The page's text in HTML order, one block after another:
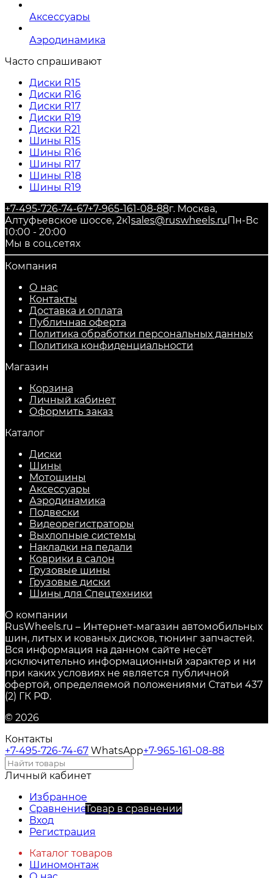
Аксессуары
Аэродинамика
Часто спрашивают
Диски R15
Диски R16
Диски R17
Диски R19
Диски R21
Шины R15
Шины R16
Шины R17
Шины R18
Шины R19
+7-495-726-74-67+7-965-161-08-88г. Москва,
Алтуфьевское шоссе, 2к1sales@ruswheels.ruПн-Вс
10:00 - 20:00
Мы в соц.сетях
Компания
О нас
Контакты
Доставка и оплата
Публичная оферта
Политика обработки персональных данных
​Политика конфиденциальности
Магазин
Корзина
Личный кабинет
Оформить заказ
Каталог
Диски
Шины
Мотошины
Аксессуары
Аэродинамика
Подвески
Видеорегистраторы
Выхлопные системы
Накладки на педали
Коврики в салон
Грузовые шины
Грузовые диски
Шины для Спецтехники
О компании
RusWheels.ru – Интернет-магазин автомобильных
шин, литых и кованых дисков, тюнинг запчастей.
Вся информация на данном сайте несёт
исключительно информационный характер и ни
при каких условиях не является публичной
офертой, определяемой положениями Статьи 437
(2) ГК РФ.
© 2026
Контакты
+7-495-726-74-67 WhatsApp+7-965-161-08-88
Личный кабинет
Избранное
СравнениеТовар в сравнении
Вход
Регистрация
Каталог товаров
Шиномонтаж